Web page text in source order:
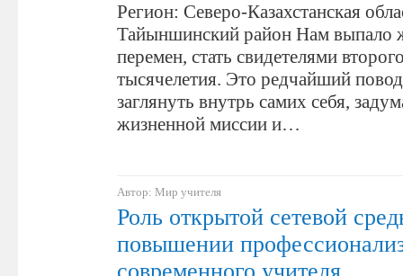
Регион: Северо-Казахстанская
Тайыншинский район Нам выпало
перемен, стать свидетелями
тысячелетия. Это редчайший
заглянуть внутрь самих себя,
жизненной миссии и…
Автор: Мир учителя
Роль открытой сетевой
повышении